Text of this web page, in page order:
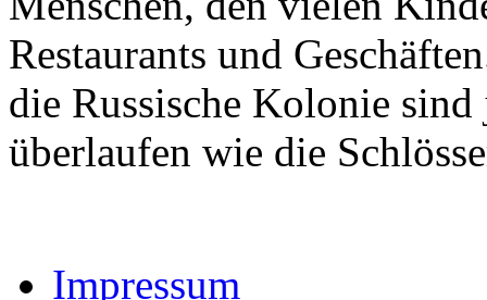
Restaurants und
die Russische Kolonie
überlaufen wie die
Impressum